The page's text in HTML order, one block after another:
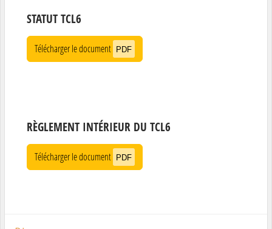
STATUT TCL6
Télécharger le document PDF
RÈGLEMENT INTÉRIEUR DU TCL6
Télécharger le document PDF